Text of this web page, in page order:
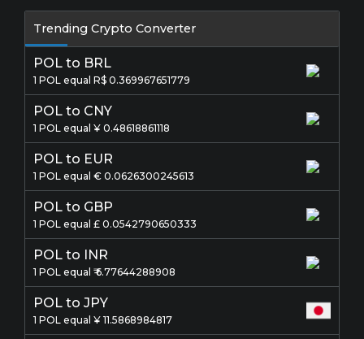
Trending Crypto Converter
POL to BRL
1 POL equal R$ 0.369967651779
POL to CNY
1 POL equal ¥ 0.48618861118
POL to EUR
1 POL equal € 0.0626300245613
POL to GBP
1 POL equal £ 0.0542790650333
POL to INR
1 POL equal ₹ 6.77644288908
POL to JPY
1 POL equal ¥ 11.5868984817